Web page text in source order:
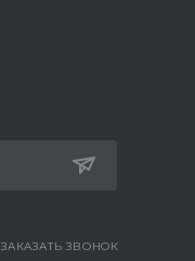
ЗАКАЗАТЬ ЗВОНОК